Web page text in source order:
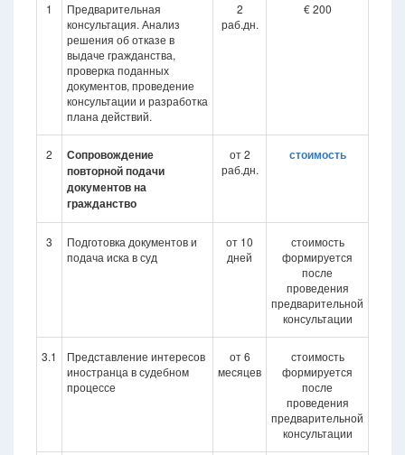
1
Предварительная
консультация. Анализ
решения об отказе в
выдаче гражданства,
проверка поданных
документов, проведение
консультации и разработка
плана действий.
2
раб.дн.
€ 200
2
Сопровождение
повторной подачи
документов на
гражданство
от 2
раб.дн.
стоимость
3
Подготовка документов и
подача иска в суд
от 10
дней
стоимость
формируется
после
проведения
предварительной
консультации
3.1
Представление интересов
иностранца в судебном
процессе
от 6
месяцев
стоимость
формируется
после
проведения
предварительной
консультации